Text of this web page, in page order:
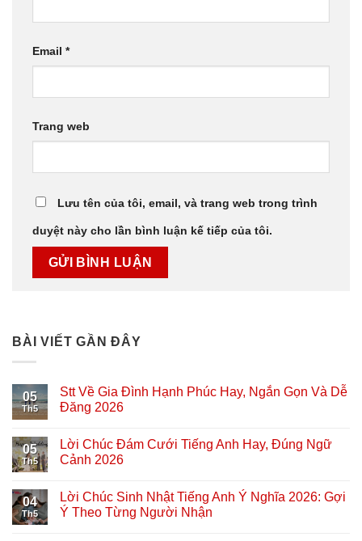
Email *
Trang web
Lưu tên của tôi, email, và trang web trong trình
duyệt này cho lần bình luận kế tiếp của tôi.
BÀI VIẾT GẦN ĐÂY
05
Th5
Stt Về Gia Đình Hạnh Phúc Hay, Ngắn Gọn Và Dễ
Đăng 2026
05
Th5
Lời Chúc Đám Cưới Tiếng Anh Hay, Đúng Ngữ
Cảnh 2026
04
Th5
Lời Chúc Sinh Nhật Tiếng Anh Ý Nghĩa 2026: Gợi
Ý Theo Từng Người Nhận